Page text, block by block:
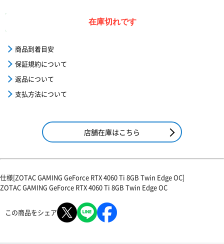
在庫切れです
商品到着目安
保証規約について
返品について
支払方法について
店舗在庫はこちら
仕様[ZOTAC GAMING GeForce RTX 4060 Ti 8GB Twin Edge OC]
ZOTAC GAMING GeForce RTX 4060 Ti 8GB Twin Edge OC
この商品をシェア